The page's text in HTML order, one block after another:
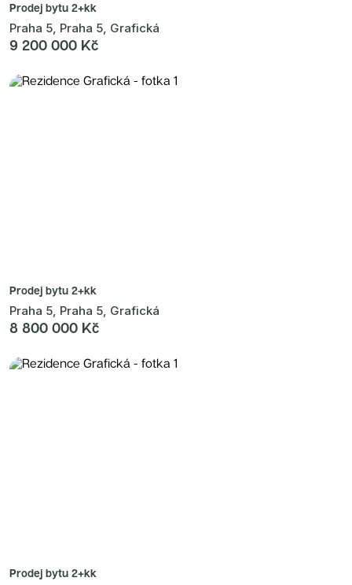
Prodej bytu 2+kk
Praha 5, Praha 5, Grafická
9 200 000 Kč
Prodej bytu 2+kk
Praha 5, Praha 5, Grafická
8 800 000 Kč
Prodej bytu 2+kk